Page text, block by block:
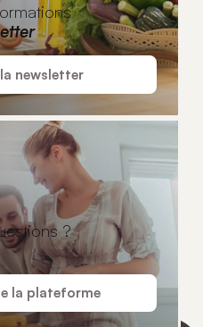
newsletter
?
la plateforme